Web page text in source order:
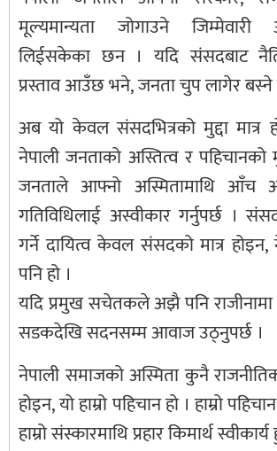
मूल्यमान्यता जोगाउने
लिईसकेका छन । यदि संसदबाट
प्रस्ताव आउँछ भने, जनता चुप लागेर
अब यो केवल संसदभित्रको मुद्दा मात्र
नेपाली जनताको अस्तित्व र पहिचानको
जनताले आफ्नो अस्मितामाथि
गतिविधिलाई अस्वीकार गर्नुपर्छ ।
गर्ने दायित्व केवल संसदको मात्र
पनि हो ।
यदि प्रमुख सचेतकले अझै पनि
सडकदेखि सदनसम्म आवाज उठ्नुपर्छ ।
नेपाली समाजको अस्मिता कुनै
होइन, यो हाम्रो पहिचान हो । हाम्रो
हाम्रो संस्कारमाथि प्रहार किमार्थ